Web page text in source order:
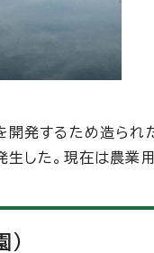
開発するため造ら
した。現在は農業
)